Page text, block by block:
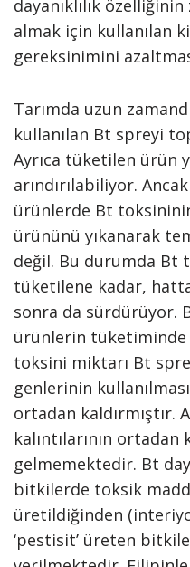
dayanıklılık
almak için kullanılan
gereksinimini
Tarımda uzun
kullanılan Bt spreyi
Ayrıca tüketilen ürün
arındırılabiliyor.
ürünlerde Bt
ürününü yıkanarak
değil. Bu durumda
tüketilene kadar,
sonra da sürdürüyor.
ürünlerin tüketiminde
toksini miktarı Bt
genlerinin
ortadan kaldırmıştır.
kalıntılarının ortadan
gelmemektedir. Bt
bitkilerde toksik
üretildiğinden
‘pestisit’ üreten